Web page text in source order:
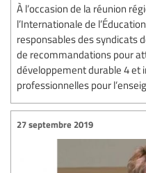
À l’occasion de la réunion
l’Internationale de
responsables des syndicats
de recommandations pour
développement durable 4 et
professionnelles pour
27 septembre 2019